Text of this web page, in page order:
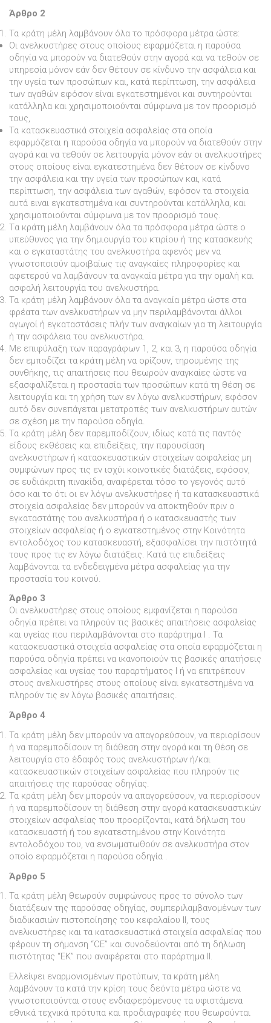
Άρθρο 2
Τα κράτη µέλη λαµβάνουν όλα το πρόσφορα µέτρα ώστε:
Οι ανελκυστήρες στους οποίους εφαρµόζεται η παρούσα
οδηγία να µπορούν να διατεθούν στην αγορά και να τεθούν σε
υπηρεσία µόνον εάν δεν θέτουν σε κίνδυνο την ασφάλεια και
την υγεία των προσώπων και, κατά περίπτωση, την ασφάλεια
των αγαθών εφόσον είναι εγκατεστηµένοι και συντηρούνται
κατάλληλα και χρησιµοποιούνται σύµφωνα µε τον προορισµό
τους,
Τα κατασκευαστικά στοιχεία ασφαλείας στα οποία
εφαρµόζεται η παρούσα οδηγία να µπορούν να διατεθούν στην
αγορά και να τεθούν σε λειτουργία µόνον εάν οι ανελκυστήρες
στους οποίους είναι εγκατεστηµένα δεν θέτουν σε κίνδυνο
την ασφάλεια και την υγεία των προσώπων και, κατά
περίπτωση, την ασφάλεια των αγαθών, εφόσον τα στοιχεία
αυτά ειναι εγκατεστηµένα και συντηρούνται κατάλληλα, και
χρησιµοποιούνται σύµφωνα µε τον προορισµό τους.
Tα κράτη µέλη λαµβάνουν όλα τα πρόσφορα µέτρα ώστε ο
υπεύθυνος για την δηµιουργία του κτιρίου ή της κατασκευής
και ο εγκαταστάτης του ανελκυστήρα αφενός µεν να
γνωστοποιούν αµοιβαίως τις αναγκαίες πληροφορίες και
αφετερού να λαµβάνουν τα αναγκαία µέτρα για την οµαλή και
ασφαλή λειτουργία του ανελκυστήρα.
Τα κράτη µέλη λαµβάνουν όλα τα αναγκαία µέτρα ώστε στα
φρέατα των ανελκυστήρων να µην περιλαµβάνονται άλλοι
αγωγοί ή εγκαταστάσεις πλήν των αναγκαίων για τη λειτουργία
ή την ασφάλεια του ανελκυστήρα.
Με επιφύλαξη των παραγράφων 1, 2, και 3, η παρούσα οδηγία
δεν εµποδίζει τα κράτη µέλη να ορίζουν, τηρουµένης της
συνθήκης, τις απαιτήσεις που θεωρούν αναγκαίες ώστε να
εξασφαλίζεται η προστασία των προσώπων κατά τη θέση σε
λειτουργία και τη χρήση των εν λόγω ανελκυστήρων, εφόσον
αυτό δεν συνεπάγεται µετατροπές των ανελκυστήρων αυτών
σε σχέση µε την παρούσα οδηγία.
Τα κράτη µέλη δεν παρεµποδίζουν, ιδίως κατά τις παντός
είδους εκθέσεις και επιδείξεις, την παρουσίαση
ανελκυστήρων ή κατασκευαστικών στοιχείων ασφαλείας µη
συµφώνων προς τις εν ισχύι κοινοτικές διατάξεις, εφόσον,
σε ευδιάκριτη πινακίδα, αναφέρεται τόσο το γεγονός αυτό
όσο και το ότι οι εν λόγω ανελκυστήρες ή τα κατασκευαστικά
στοιχεία ασφαλείας δεν µπορούν να αποκτηθούν πριν ο
εγκαταστάτης του ανελκυστήρα ή ο κατασκευαστής των
στοιχείων ασφαλείας ή ο εγκατεστηµένος στην Κοινότητα
εντολοδόχος του κατασκευαστή, εξασφαλίσει την πιστότητά
τους προς τις εν λόγω διατάξεις. Κατά τις επιδείξεις
λαµβάνονται τα ενδεδειγµένα µέτρα ασφαλείας για την
προστασία του κοινού.
Άρθρο 3
Οι ανελκυστήρες στους οποίους εµφανίζεται η παρούσα
οδηγία πρέπει να πληρούν τις βασικές απαιτήσεις ασφαλείας
και υγείας που περιλαµβάνονται στο παράρτηµα I . Τα
κατασκευαστικά στοιχεία ασφαλείας στα οποία εφαρµόζεται η
παρούσα οδηγία πρέπει να ικανοποιούν τις βασικές απατήσεις
ασφαλείας και υγείας του παραρτήµατος I ή να επιτρέπουν
στους ανελκυστήρες στους οποίους είναι εγκατεστηµένα να
πληρούν τις εν λόγω βασικές απαιτήσεις.
Άρθρο 4
Τα κράτη µέλη δεν µπορούν να απαγορεύσουν, να περιορίσουν
ή να παρεµποδίσουν τη διάθεση στην αγορά και τη θέση σε
λειτουργία στο έδαφός τους ανελκυστήρων ή/και
κατασκευαστικών στοιχείων ασφαλείας που πληρούν τις
απαιτήσεις της παρούσας οδηγίας.
Τα κράτη µέλη δεν µπορούν να απαγορεύσουν, να περιορίσουν
ή να παρεµποδίσουν τη διάθεση στην αγορά κατασκευαστικών
στοιχείων ασφαλείας που προορίζονται, κατά δήλωση του
κατασκευαστή ή του εγκατεστηµένου στην Κοινότητα
εντολοδόχου του, να ενσωµατωθούν σε ανελκυστήρα στον
οποίο εφαρµόζεται η παρούσα οδηγία .
Άρθρο 5
Τα κράτη µέλη θεωρούν συµφώνους προς το σύνολο των
διατάξεων της παρούσας οδηγίας, συµπεριλαµβανοµένων των
διαδικασιών πιστοποίησης του κεφαλαίου II, τους
ανελκυστήρες και τα κατασκευαστικά στοιχεία ασφαλείας που
φέρουν τη σήµανση “CE” και συνοδεύονται από τη δήλωση
πιστότητας “EΚ” που αναφέρεται στο παράρτηµα II.
Eλλείψει εναρµονισµένων προτύπων, τα κράτη µέλη
λαµβάνουν τα κατά την κρίση τους δεόντα µέτρα ώστε να
γνωστοποιούνται στους ενδιαφερόµενους τα υφιστάµενα
εθνικά τεχνικά πρότυπα και προδιαγραφές που θεωρούνται